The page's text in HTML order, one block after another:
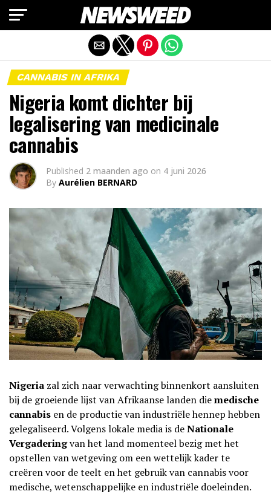
CANNABIS IN AFRIKA
Nigeria komt dichter bij
legalisering van medicinale
cannabis
Published 2 maanden ago on 4 juni 2026
By Aurélien BERNARD
Nigeria zal zich naar verwachting binnenkort aansluiten
bij de groeiende lijst van Afrikaanse landen diemedische
cannabis en de productie van industriële hennep hebben
gelegaliseerd. Volgens lokale media is deNationale
Vergaderingvan het land momenteel bezig met het
opstellen van wetgeving om een wettelijk kader te
creëren voor de teelt en het gebruik van cannabis voor
medische, wetenschappelijke en industriële doeleinden.
Mobiele versie afsluiten